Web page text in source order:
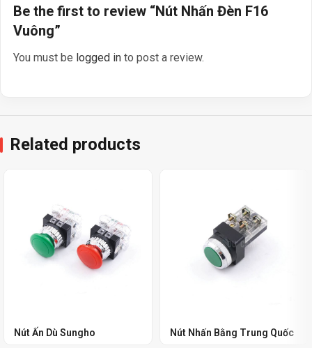
Be the first to review “Nút Nhấn Đèn F16
Vuông”
You must be logged in to post a review.
Related products
Nút Ấn Dù Sungho Nút Nhấn Bằng Trung Quốc